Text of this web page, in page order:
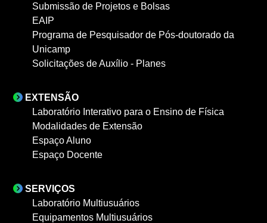
Submissão de Projetos e Bolsas
EAIP
Programa de Pesquisador de Pós-doutorado da
Unicamp
Solicitações de Auxílio - Planes
EXTENSÃO
Laboratório Interativo para o Ensino de Física
Modalidades de Extensão
Espaço Aluno
Espaço Docente
SERVIÇOS
Laboratório Multiusuários
Equipamentos Multiusuários